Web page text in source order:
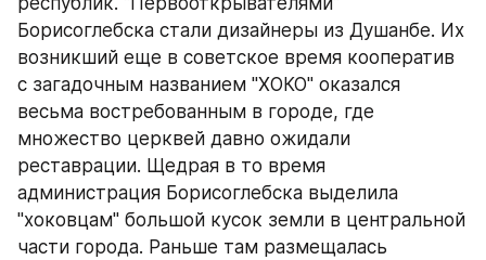
Борисоглебска стали дизайнеры из Душанбе. Их
возникший еще в советское время кооператив
с загадочным названием "ХОКО" оказался
весьма востребованным в городе, где
множество церквей давно ожидали
реставрации. Щедрая в то время
администрация Борисоглебска выделила
"хоковцам" большой кусок земли в центральной
части города. Раньше там размещалась